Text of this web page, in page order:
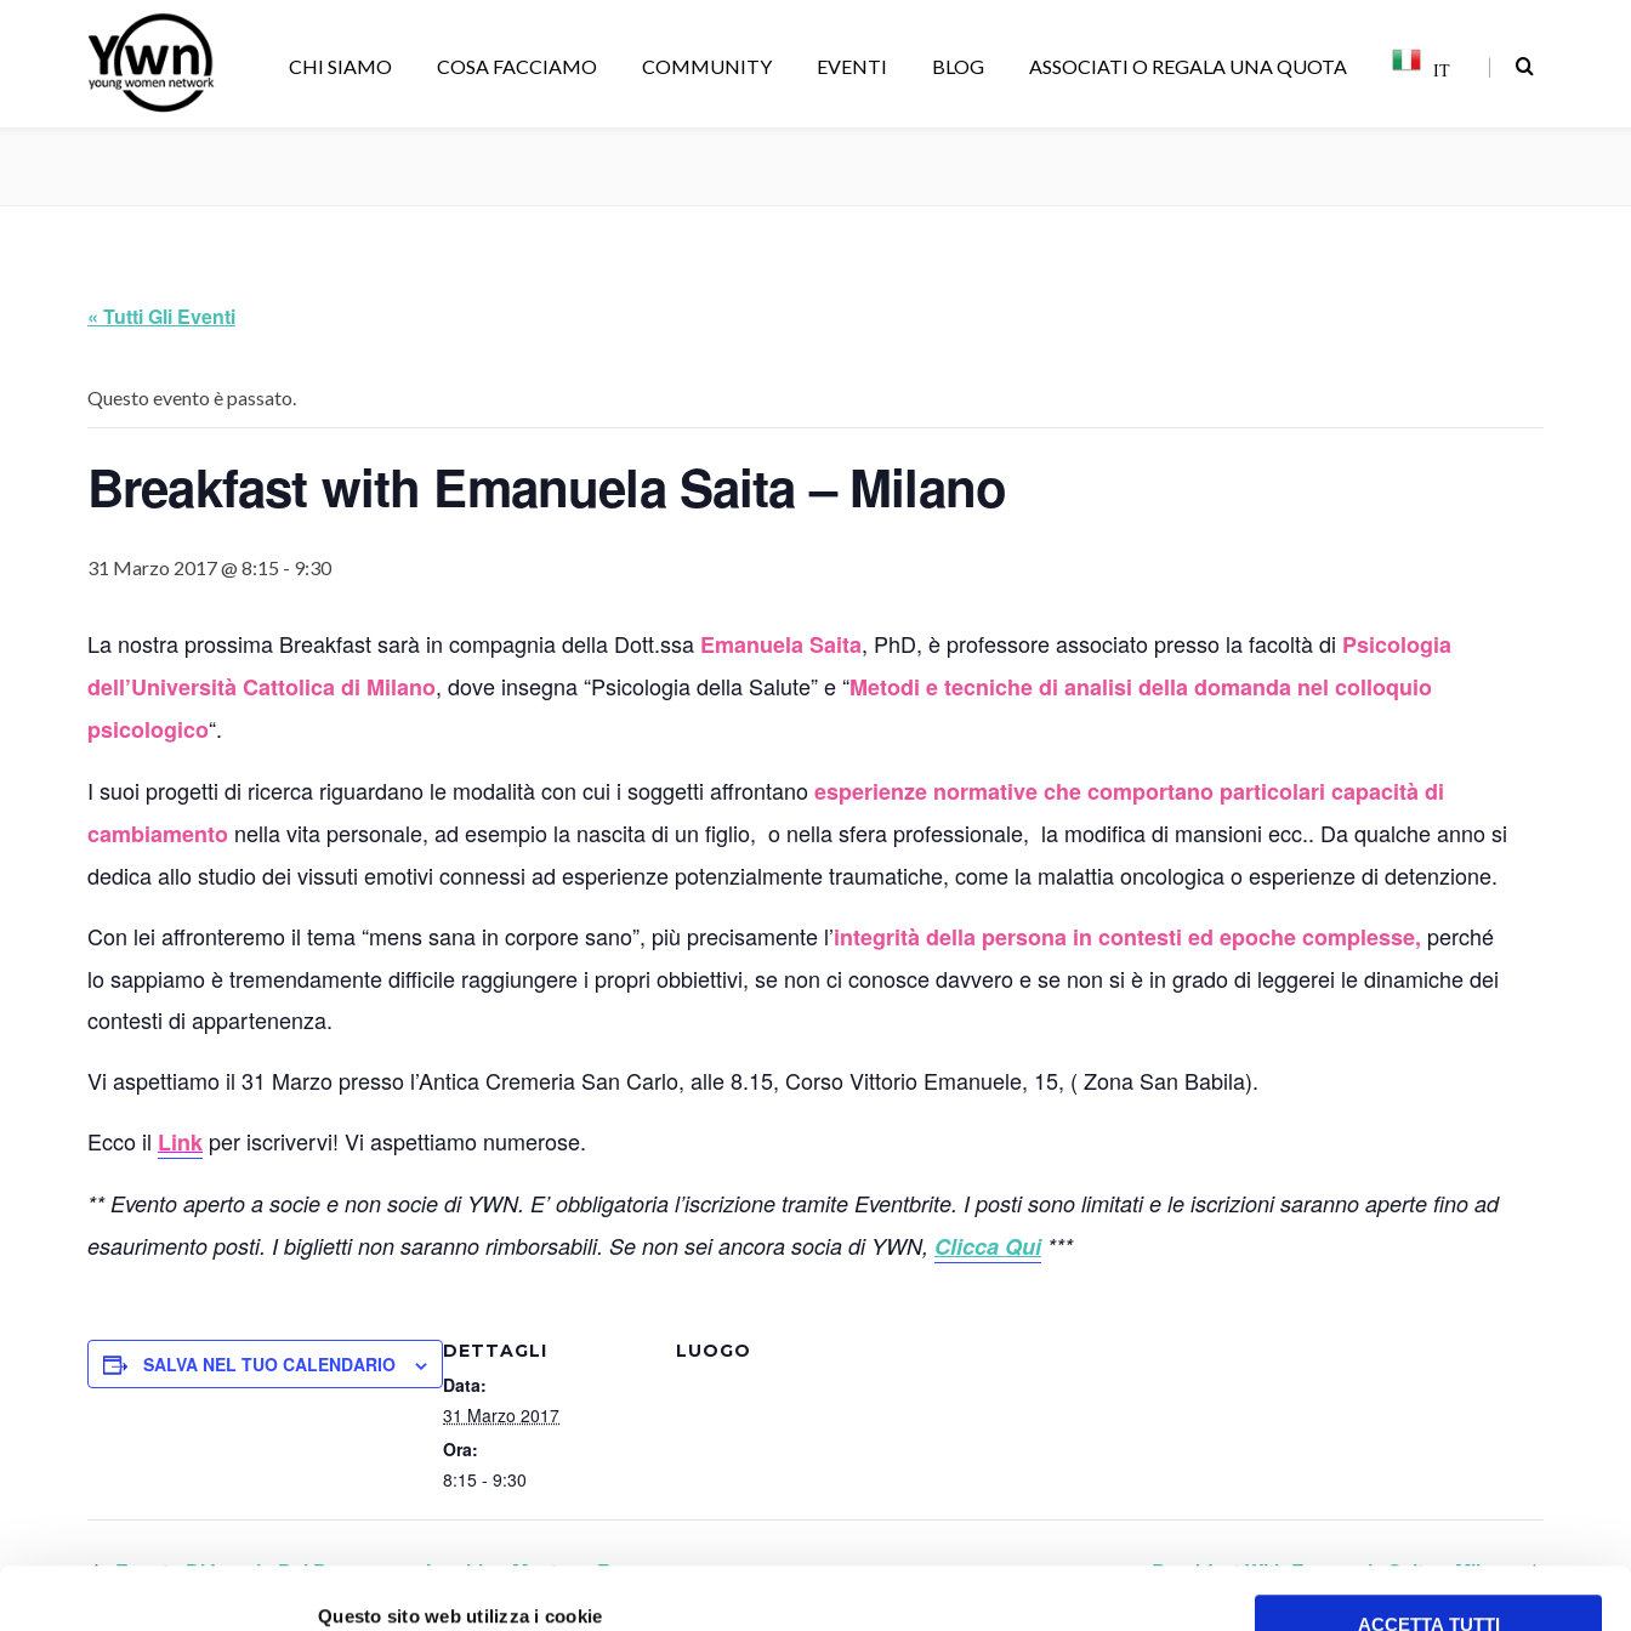
Questo sito web utilizza i cookie ACCETTA TUTTI
CHI SIAMO COSA FACCIAMO COMMUNITY EVENTI BLOG ASSOCIATI O REGALA UNA QUOTA IT |
« Tutti Gli Eventi
Questo evento è passato.
Breakfast with Emanuela Saita – Milano
31 Marzo 2017 @ 8:15 - 9:30
La nostra prossima Breakfast sarà in compagnia della Dott.ssa Emanuela Saita, PhD, è professore associato presso la facoltà di Psicologia
dell’Università Cattolica di Milano, dove insegna “Psicologia della Salute” e “Metodi e tecniche di analisi della domanda nel colloquio
psicologico“.
I suoi progetti di ricerca riguardano le modalità con cui i soggetti affrontanoesperienze normative che comportano particolari capacità di
cambiamento nella vita personale, ad esempio la nascita di un figlio, o nella sfera professionale, la modifica di mansioni ecc.. Da qualche anno si
dedica allo studio dei vissuti emotivi connessi ad esperienze potenzialmente traumatiche, come la malattia oncologica o esperienze di detenzione.
Con lei affronteremo il tema “mens sana in corpore sano”, più precisamente l’integrità della persona in contesti ed epoche complesse, perché
lo sappiamo è tremendamente difficile raggiungere i propri obbiettivi, se non ci conosce davvero e se non si è in grado di leggerei le dinamiche dei
contesti di appartenenza.
Vi aspettiamo il 31 Marzo presso l’Antica Cremeria San Carlo, alle 8.15, Corso Vittorio Emanuele, 15, ( Zona San Babila).
Ecco il Link per iscrivervi! Vi aspettiamo numerose.
** Evento aperto a socie e non socie di YWN. E’ obbligatoria l’iscrizione tramite Eventbrite. I posti sono limitati e le iscrizioni saranno aperte fino ad
esaurimento posti. I biglietti non saranno rimborsabili. Se non sei ancora socia di YWN, Clicca Qui***
SALVA NEL TUO CALENDARIO
DETTAGLI
Data:
31 Marzo 2017
Ora:
8:15 - 9:30
LUOGO
Evento Di Lancio Del Programma Inspiring Mentor – Roma Breakfast With Emanuela Saita – Milano